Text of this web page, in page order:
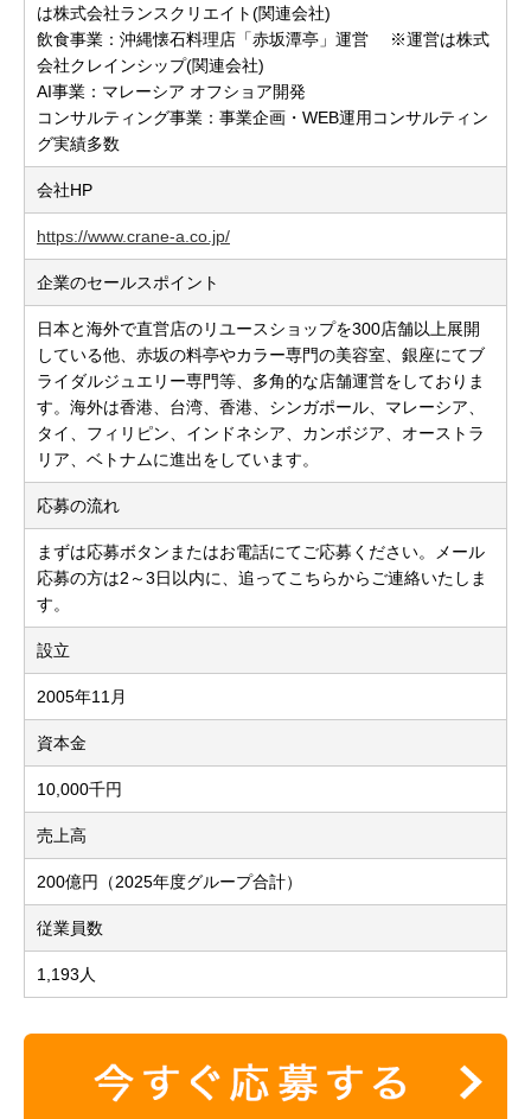
は株式会社ランスクリエイト(関連会社)
飲食事業：沖縄懐石料理店「赤坂潭亭」運営 ※運営は株式
会社クレインシップ(関連会社)
AI事業：マレーシア オフショア開発
コンサルティング事業：事業企画・WEB運用コンサルティン
グ実績多数
会社HP
https://www.crane-a.co.jp/
企業のセールスポイント
日本と海外で直営店のリユースショップを300店舗以上展開
している他、赤坂の料亭やカラー専門の美容室、銀座にてブ
ライダルジュエリー専門等、多角的な店舗運営をしておりま
す。海外は香港、台湾、香港、シンガポール、マレーシア、
タイ、フィリピン、インドネシア、カンボジア、オーストラ
リア、ベトナムに進出をしています。
応募の流れ
まずは応募ボタンまたはお電話にてご応募ください。メール
応募の方は2～3日以内に、追ってこちらからご連絡いたしま
す。
設立
2005年11月
資本金
10,000千円
売上高
200億円（2025年度グループ合計）
従業員数
1,193人